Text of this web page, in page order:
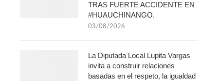
TRAS FUERTE ACCIDENTE EN
#HUAUCHINANGO.
03/08/2026
La Diputada Local Lupita Vargas
invita a construir relaciones
basadas en el respeto, la igualdad